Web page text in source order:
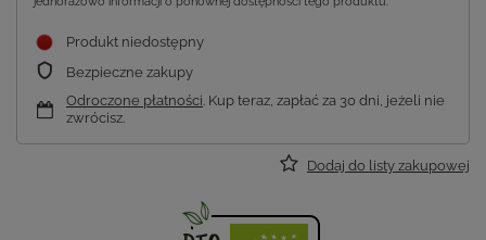
Produkt niedostępny
Bezpieczne zakupy
Odroczone płatności. Kup teraz, zapłać za 30 dni, jeżeli nie
zwrócisz.
Dodaj do listy zakupowej